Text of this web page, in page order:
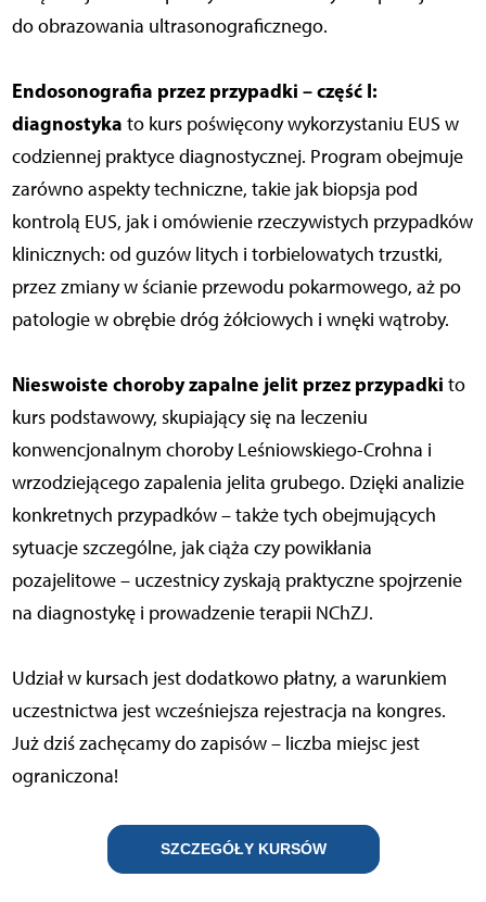
do obrazowania ultrasonograficznego.
Endosonografia przez przypadki – część I:
diagnostyka to kurs poświęcony wykorzystaniu EUS w
codziennej praktyce diagnostycznej. Program obejmuje
zarówno aspekty techniczne, takie jak biopsja pod
kontrolą EUS, jak i omówienie rzeczywistych przypadków
klinicznych: od guzów litych i torbielowatych trzustki,
przez zmiany w ścianie przewodu pokarmowego, aż po
patologie w obrębie dróg żółciowych i wnęki wątroby.
Nieswoiste choroby zapalne jelit przez przypadki to
kurs podstawowy, skupiający się na leczeniu
konwencjonalnym choroby Leśniowskiego-Crohna i
wrzodziejącego zapalenia jelita grubego. Dzięki analizie
konkretnych przypadków – także tych obejmujących
sytuacje szczególne, jak ciąża czy powikłania
pozajelitowe – uczestnicy zyskają praktyczne spojrzenie
na diagnostykę i prowadzenie terapii NChZJ.
Udział w kursach jest dodatkowo płatny, a warunkiem
uczestnictwa jest wcześniejsza rejestracja na kongres.
Już dziś zachęcamy do zapisów – liczba miejsc jest
ograniczona!
SZCZEGÓŁY KURSÓW